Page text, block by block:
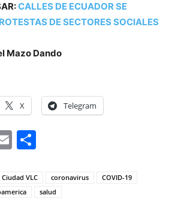
CALLES DE ECUADOR SE
DE SECTORES SOCIALES
Mazo Dando
X Telegram
Email
Ciudad VLC coronavirus
COVID-19
salud